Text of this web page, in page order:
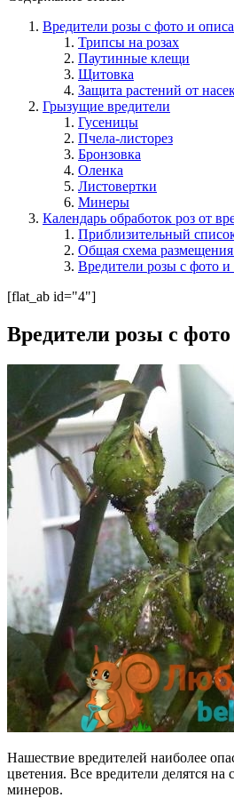
Вредители розы с фото и
Трипсы на розах
Паутинные клещи
Щитовка
Защита растений от
Грызущие вредители
Гусеницы
Пчела-листорез
Бронзовка
Оленка
Листовертки
Минеры
Календарь обработок роз от
Приблизительный
Общая схема размещения
Вредители розы с фото
[flat_ab id="4"]
Вредители розы с
Нашествие вредителей наиболее
цветения. Все вредители делятся
минеров.